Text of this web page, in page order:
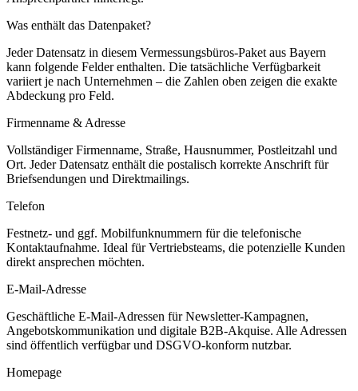
Was enthält das Datenpaket?
Jeder Datensatz in diesem Vermessungsbüros-Paket aus Bayern
kann folgende Felder enthalten. Die tatsächliche Verfügbarkeit
variiert je nach Unternehmen – die Zahlen oben zeigen die exakte
Abdeckung pro Feld.
Firmenname & Adresse
Vollständiger Firmenname, Straße, Hausnummer, Postleitzahl und
Ort. Jeder Datensatz enthält die postalisch korrekte Anschrift für
Briefsendungen und Direktmailings.
Telefon
Festnetz- und ggf. Mobilfunknummern für die telefonische
Kontaktaufnahme. Ideal für Vertriebsteams, die potenzielle Kunden
direkt ansprechen möchten.
E-Mail-Adresse
Geschäftliche E-Mail-Adressen für Newsletter-Kampagnen,
Angebotskommunikation und digitale B2B-Akquise. Alle Adressen
sind öffentlich verfügbar und DSGVO-konform nutzbar.
Homepage